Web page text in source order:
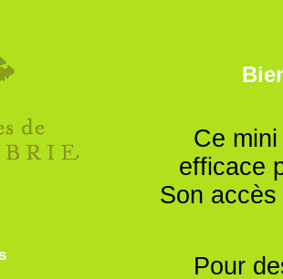
Ce
efficace
Son
Pour